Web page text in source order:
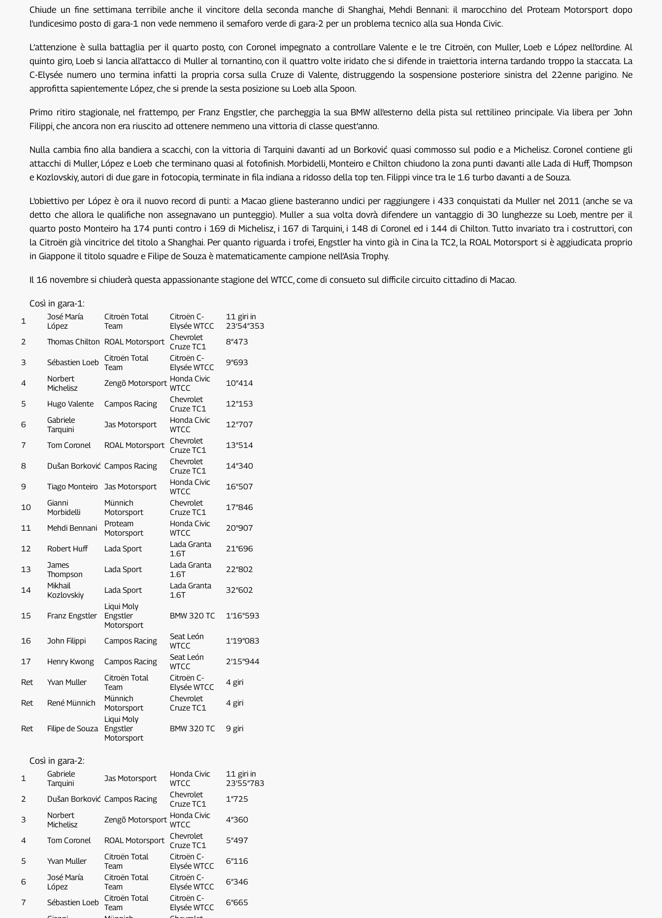
Chiude un fine settimana terribile anche il vincitore della seconda manche di Shanghai, Mehdi Bennani: il marocchino del Proteam Motorsport dopo
l’undicesimo posto di gara-1 non vede nemmeno il semaforo verde di gara-2 per un problema tecnico alla sua Honda Civic.
L’attenzione è sulla battaglia per il quarto posto, con Coronel impegnato a controllare Valente e le tre Citroën, con Muller, Loeb e López nell’ordine. Al
quinto giro, Loeb si lancia all’attacco di Muller al tornantino, con il quattro volte iridato che si difende in traiettoria interna tardando troppo la staccata. La
C-Elysée numero uno termina infatti la propria corsa sulla Cruze di Valente, distruggendo la sospensione posteriore sinistra del 22enne parigino. Ne
approfitta sapientemente López, che si prende la sesta posizione su Loeb alla Spoon.
Primo ritiro stagionale, nel frattempo, per Franz Engstler, che parcheggia la sua BMW all’esterno della pista sul rettilineo principale. Via libera per John
Filippi, che ancora non era riuscito ad ottenere nemmeno una vittoria di classe quest’anno.
Nulla cambia fino alla bandiera a scacchi, con la vittoria di Tarquini davanti ad un Borković quasi commosso sul podio e a Michelisz. Coronel contiene gli
attacchi di Muller, López e Loeb che terminano quasi al fotofinish. Morbidelli, Monteiro e Chilton chiudono la zona punti davanti alle Lada di Huff, Thompson
e Kozlovskiy, autori di due gare in fotocopia, terminate in fila indiana a ridosso della top ten. Filippi vince tra le 1.6 turbo davanti a de Souza.
L’obiettivo per López è ora il nuovo record di punti: a Macao gliene basteranno undici per raggiungere i 433 conquistati da Muller nel 2011 (anche se va
detto che allora le qualifiche non assegnavano un punteggio). Muller a sua volta dovrà difendere un vantaggio di 30 lunghezze su Loeb, mentre per il
quarto posto Monteiro ha 174 punti contro i 169 di Michelisz, i 167 di Tarquini, i 148 di Coronel ed i 144 di Chilton. Tutto invariato tra i costruttori, con
la Citroën già vincitrice del titolo a Shanghai. Per quanto riguarda i trofei, Engstler ha vinto già in Cina la TC2, la ROAL Motorsport si è aggiudicata proprio
in Giappone il titolo squadre e Filipe de Souza è matematicamente campione nell’Asia Trophy.
Il 16 novembre si chiuderà questa appassionante stagione del WTCC, come di consueto sul difficile circuito cittadino di Macao.
Così in gara-1:
1
José María
López
Citroën Total
Team
Citroën C-
Elysée WTCC
11 giri in
23’54″353
2
Thomas Chilton ROAL Motorsport Chevrolet
Cruze TC1
8″473
3 Sébastien Loeb
Citroën Total
Team
Citroën C-
Elysée WTCC
9″693
4
Norbert
Michelisz
Zengõ Motorsport Honda Civic
WTCC
10″414
5 Hugo Valente Campos Racing
Chevrolet
Cruze TC1
12″153
6
Gabriele
Tarquini
Jas Motorsport
Honda Civic
WTCC
12″707
7 Tom Coronel ROAL Motorsport Chevrolet
Cruze TC1
13″514
8 Dušan Borković Campos Racing
Chevrolet
Cruze TC1
14″340
9 Tiago Monteiro Jas Motorsport
Honda Civic
WTCC
16″507
10
Gianni
Morbidelli
Münnich
Motorsport
Chevrolet
Cruze TC1
17″846
11 Mehdi Bennani
Proteam
Motorsport
Honda Civic
WTCC
20″907
12 Robert Huff Lada Sport
Lada Granta
1.6T
21″696
13
James
Thompson
Lada Sport
Lada Granta
1.6T
22″802
14
Mikhail
Kozlovskiy
Lada Sport
Lada Granta
1.6T
32″602
15 Franz Engstler
Liqui Moly
Engstler
Motorsport
BMW 320 TC 1’16″593
16 John Filippi Campos Racing
Seat León
WTCC
1’19″083
17 Henry Kwong Campos Racing
Seat León
WTCC
2’15″944
Ret Yvan Muller
Citroën Total
Team
Citroën C-
Elysée WTCC
4 giri
Ret René Münnich
Münnich
Motorsport
Chevrolet
Cruze TC1
4 giri
Ret Filipe de Souza
Liqui Moly
Engstler
Motorsport
BMW 320 TC 9 giri
Così in gara-2:
1
Gabriele
Tarquini
Jas Motorsport
Honda Civic
WTCC
11 giri in
23’55″783
2
Dušan Borković Campos Racing
Chevrolet
Cruze TC1
1″725
3
Norbert
Michelisz
Zengõ Motorsport Honda Civic
WTCC
4″360
4 Tom Coronel ROAL Motorsport Chevrolet
Cruze TC1
5″497
5 Yvan Muller
Citroën Total
Team
Citroën C-
Elysée WTCC
6″116
6
José María
López
Citroën Total
Team
Citroën C-
Elysée WTCC
6″346
7 Sébastien Loeb
Citroën Total
Team
Citroën C-
Elysée WTCC
6″665